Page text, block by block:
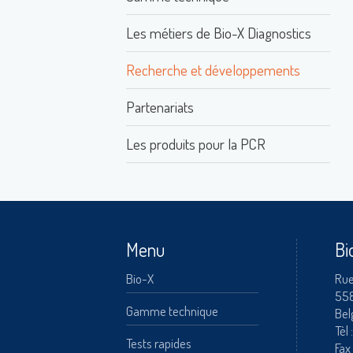
Les métiers de Bio-X Diagnostics
Recherche et développements
Partenariats
Les produits pour la PCR
Menu
Bio-X
Gamme technique
Tests rapides
Tèl :